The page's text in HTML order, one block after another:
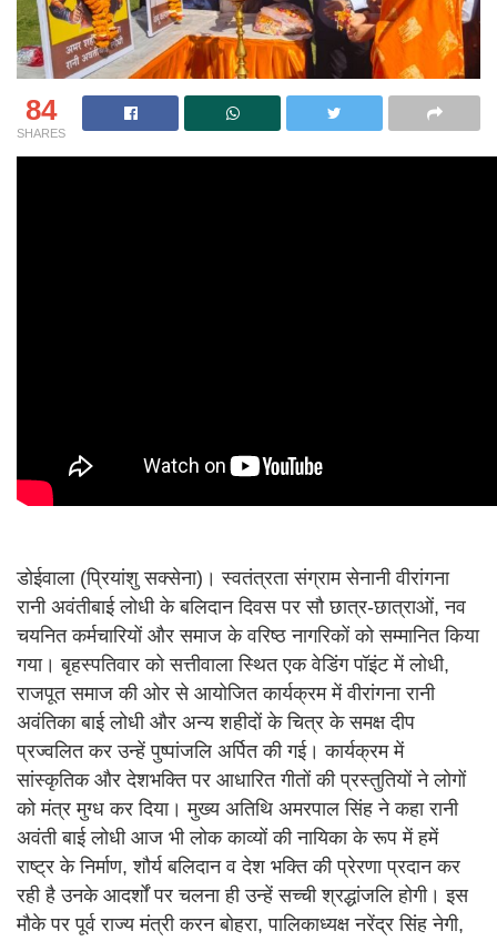
84
SHARES
डोईवाला (प्रियांशु सक्सेना)। स्वतंत्रता संग्राम सेनानी वीरांगना
रानी अवंतीबाई लोधी के बलिदान दिवस पर सौ छात्र-छात्राओं, नव
चयनित कर्मचारियों और समाज के वरिष्ठ नागरिकों को सम्मानित किया
गया। बृहस्पतिवार को सत्तीवाला स्थित एक वेडिंग पॉइंट में लोधी,
राजपूत समाज की ओर से आयोजित कार्यक्रम में वीरांगना रानी
अवंतिका बाई लोधी और अन्य शहीदों के चित्र के समक्ष दीप
प्रज्वलित कर उन्हें पुष्पांजलि अर्पित की गई। कार्यक्रम में
सांस्कृतिक और देशभक्ति पर आधारित गीतों की प्रस्तुतियों ने लोगों
को मंत्र मुग्ध कर दिया। मुख्य अतिथि अमरपाल सिंह ने कहा रानी
अवंती बाई लोधी आज भी लोक काव्यों की नायिका के रूप में हमें
राष्ट्र के निर्माण, शौर्य बलिदान व देश भक्ति की प्रेरणा प्रदान कर
रही है उनके आदर्शों पर चलना ही उन्हें सच्ची श्रद्धांजलि होगी। इस
मौके पर पूर्व राज्य मंत्री करन बोहरा, पालिकाध्यक्ष नरेंद्र सिंह नेगी,